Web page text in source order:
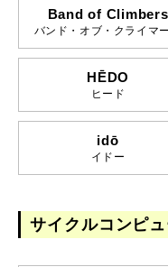
Band of Climbers
バンド・オブ・クライマ
HĒDO
ヒード
idō
イドー
サイクルコンピ